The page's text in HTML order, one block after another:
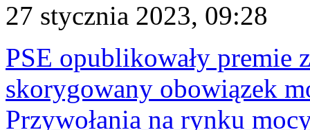
27 stycznia 2023, 09:28
PSE opublikowały premie
skorygowany obowiązek
Przywołania na rynku